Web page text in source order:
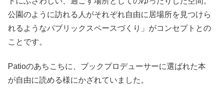
公園のように訪れる人がそれぞれ自由に居場所を見つけら
れるようなパブリックスペースづくり」がコンセプトとの
ことです。
Patioのあちこちに、ブックプロデューサーに選ばれた本
が自由に読める様にかざれていました。